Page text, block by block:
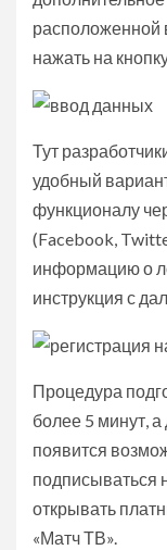
расположенной
нажать на
Тут
удобный
функционалу
(Facebook,
информацию о
инструкция с
Процедура
более 5 минут,
появится
подписываться
открывать
«Матч ТВ».